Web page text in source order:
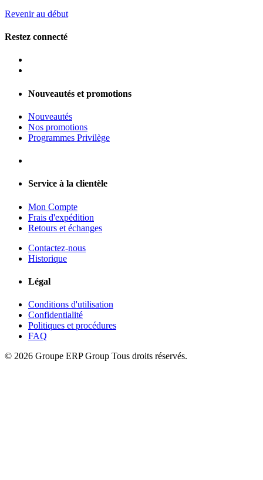
Revenir au début
Restez connecté
Nouveautés et promotions
Nouveautés
Nos promotions
Programmes Privilège
Service à la clientèle
Mon Compte
Frais d'expédition
Retours et échanges
Contactez-nous
Historique
Légal
Conditions d'utilisation
Confidentialité
Politiques et procédures
FAQ
© 2026 Groupe ERP Group Tous droits réservés.